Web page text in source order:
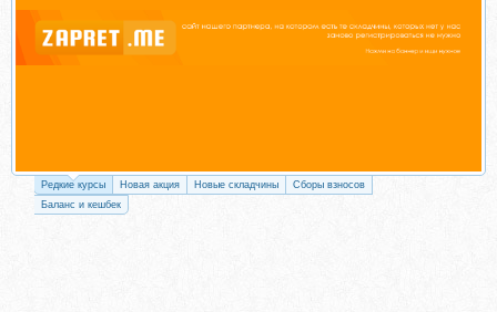
Редкие курсы Новая акция Новые складчины
Сборы взносов
Баланс и кешбек